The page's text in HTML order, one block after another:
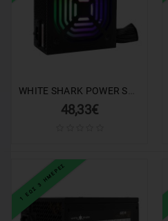
48,33€
1 ΕΩΣ 3 ΗΜΕΡΕΣ